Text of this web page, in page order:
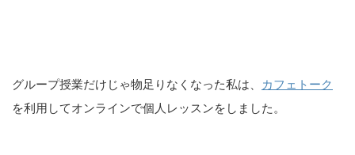
グループ授業だけじゃ物足りなくなった私は、
カフェトーク
を利用してオンラインで個人レッスンをしました。